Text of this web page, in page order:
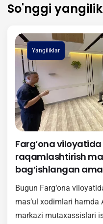
So'nggi
Yangiliklar
Farg‘ona
raqamlashtirish
bag‘ishlangan
Bugun Farg‘ona
mas’ul xodimlari
markazi mutaxassislari